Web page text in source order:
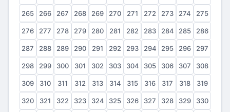
265 266 267 268 269 270 271 272 273 274 275
276 277 278 279 280 281 282 283 284 285 286
287 288 289 290 291 292 293 294 295 296 297
298 299 300 301 302 303 304 305 306 307 308
309 310 311 312 313 314 315 316 317 318 319
320 321 322 323 324 325 326 327 328 329 330